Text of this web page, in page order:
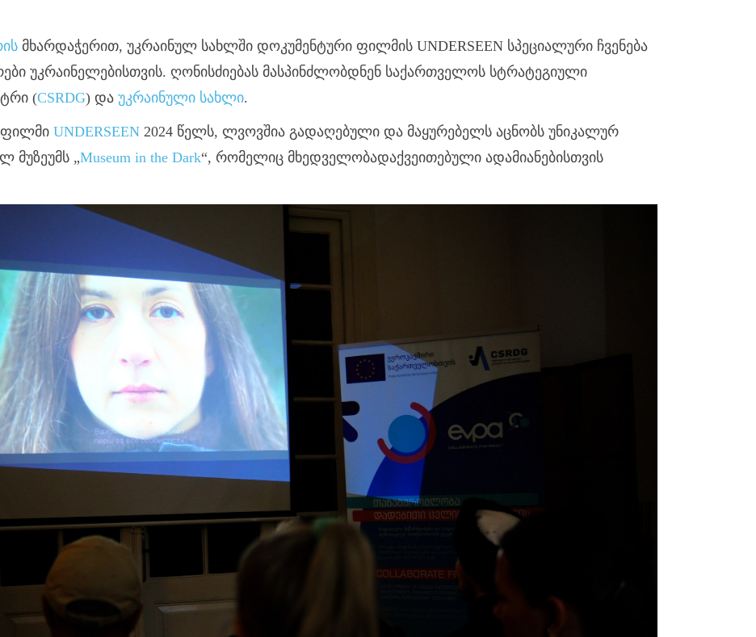
მხარდაჭერით, უკრაინულ სახლში დოკუმენტური ფილმის UNDERSEEN სპეციალური ჩვენება
უკრაინელებისთვის. ღონისძიებას მასპინძლობდნენ საქართველოს სტრატეგიული
(CSRDG) და უკრაინული სახლი.
ფილმი UNDERSEEN 2024 წელს, ლვოვშია გადაღებული და მაყურებელს აცნობს უნიკალურ
მუზეუმს „Museum in the Dark“, რომელიც მხედველობადაქვეითებული ადამიანებისთვის